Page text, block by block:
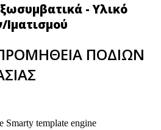
- Υλικό
ΠΟΔΙΩΝ
Smarty template engine